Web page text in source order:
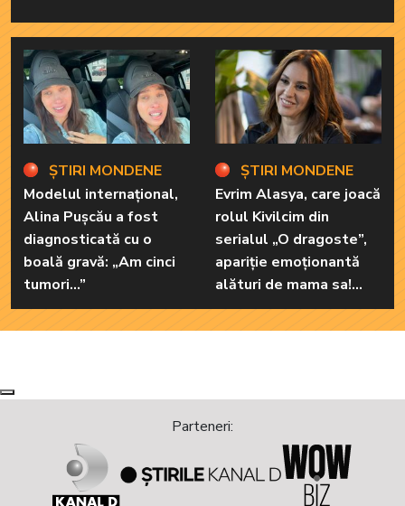
ȘTIRI MONDENE
Modelul internațional,
Alina Pușcău a fost
diagnosticată cu o
boală gravă: „Am cinci
tumori...”
ȘTIRI MONDENE
Evrim Alasya, care joacă
rolul Kivilcim din
serialul „O dragoste”,
apariție emoționantă
alături de mama sa!
Iată cum arată cea mai
importantă persoană
Next
Previous
Parteneri: